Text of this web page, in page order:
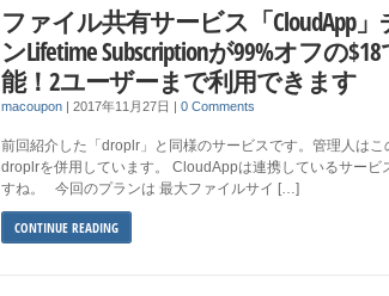
ファイル共有サービス「CloudApp
ンLifetime Subscriptionが99%オフの
能！2ユーザーまで利用できます
macoupon | 2017年11月27日 | 0 Comments
前回紹介した「droplr」と同様のサービスです。管理人はこ
droplrを併用しています。 CloudAppは連携しているサービ
すね。 今回のプランは 最大ファイルサイ […]
CONTINUE READING